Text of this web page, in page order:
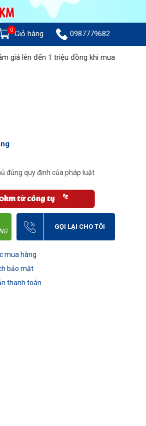
0 Giỏ hàng 0987779682
1 triệu đồng khi mua Máy chà sàn liên
đúng quy định của pháp luật
GỌI LẠI CHO TÔI
mua hàng
bảo mật
thanh toán